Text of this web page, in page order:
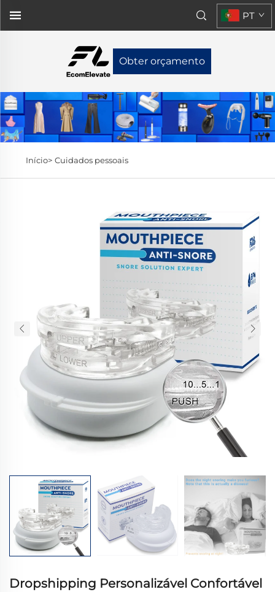
Obter orçamento
PT
Início> Cuidados pessoais
Dropshipping Personalizável Confortável